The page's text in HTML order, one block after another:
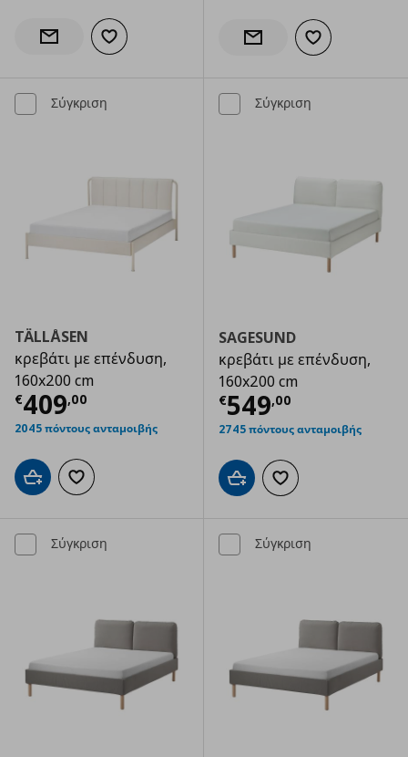
Ενημέρωση διαθεσιμότητας
Προσθήκη στα αγαπημέναΕνημέρωση διαθεσιμότητας
Προσθήκη στα
Σύγκριση
TÄLLÅSEN
κρεβάτι με επένδυση,
160x200 cm
€409,00
Τρέχουσα τιμή € 409,00
2045 πόντους ανταμοιβής
Προσθήκη στο καλάθι
Προσθήκη στα αγαπημένα
Σύγκριση
SAGESUND
κρεβάτι με επένδυση,
160x200 cm
€549,00
Τρέχουσα
2745 πόντους ανταμοιβής
Προσθήκη στο καλάθι
Προσθήκη στα
Σύγκριση Σύγκριση